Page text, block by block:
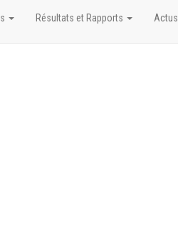
Résultats et Rapports Actus